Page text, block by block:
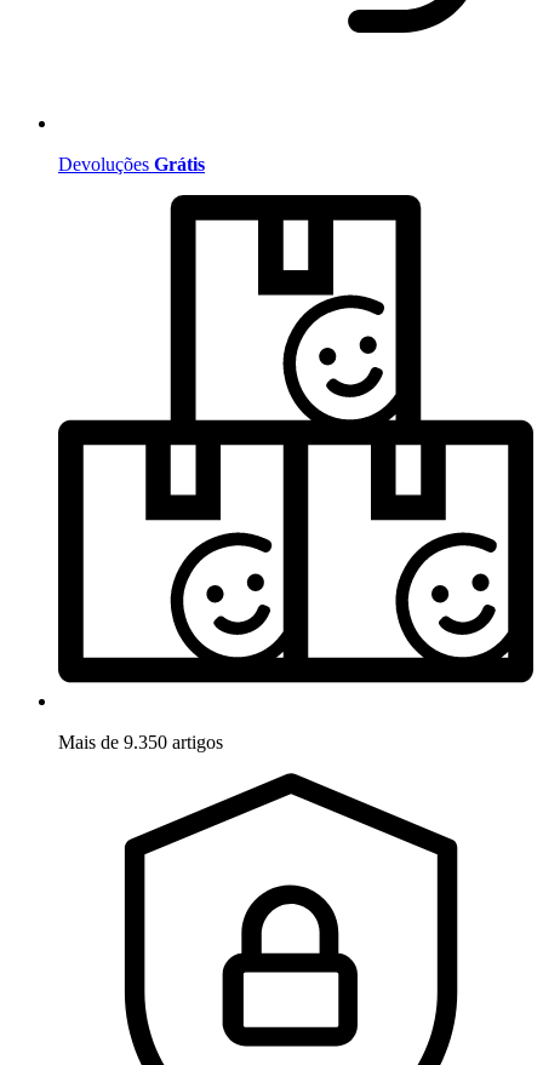
Devoluções Grátis
Mais de 9.350 artigos